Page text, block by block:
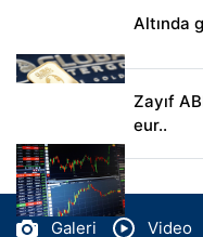
Altında
Zayıf
eur..
Galeri Video